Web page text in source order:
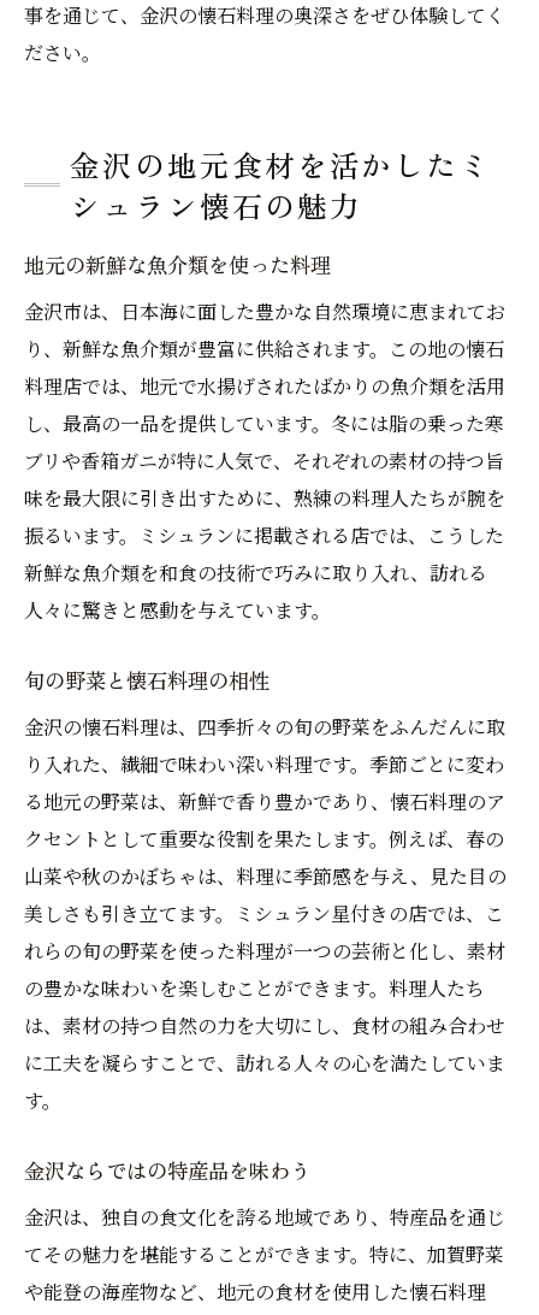
事を通じて、金沢の懐石料理の奥深さをぜひ体験してく
ださい。
金沢の地元食材を活かしたミ
シュラン懐石の魅力
地元の新鮮な魚介類を使った料理
金沢市は、日本海に面した豊かな自然環境に恵まれてお
り、新鮮な魚介類が豊富に供給されます。この地の懐石
料理店では、地元で水揚げされたばかりの魚介類を活用
し、最高の一品を提供しています。冬には脂の乗った寒
ブリや香箱ガニが特に人気で、それぞれの素材の持つ旨
味を最大限に引き出すために、熟練の料理人たちが腕を
振るいます。ミシュランに掲載される店では、こうした
新鮮な魚介類を和食の技術で巧みに取り入れ、訪れる
人々に驚きと感動を与えています。
旬の野菜と懐石料理の相性
金沢の懐石料理は、四季折々の旬の野菜をふんだんに取
り入れた、繊細で味わい深い料理です。季節ごとに変わ
る地元の野菜は、新鮮で香り豊かであり、懐石料理のア
クセントとして重要な役割を果たします。例えば、春の
山菜や秋のかぼちゃは、料理に季節感を与え、見た目の
美しさも引き立てます。ミシュラン星付きの店では、こ
れらの旬の野菜を使った料理が一つの芸術と化し、素材
の豊かな味わいを楽しむことができます。料理人たち
は、素材の持つ自然の力を大切にし、食材の組み合わせ
に工夫を凝らすことで、訪れる人々の心を満たしていま
す。
金沢ならではの特産品を味わう
金沢は、独自の食文化を誇る地域であり、特産品を通じ
てその魅力を堪能することができます。特に、加賀野菜
や能登の海産物など、地元の食材を使用した懐石料理